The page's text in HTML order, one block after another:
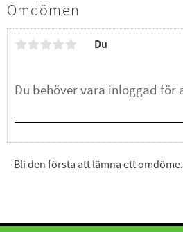
Omdömen
Du
Bli den första att lämna ett omdöme.